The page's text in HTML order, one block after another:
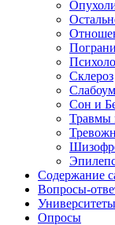
Склероз
Сон и
Травмы
Содержание
Вопросы-
Университеты
Опросы